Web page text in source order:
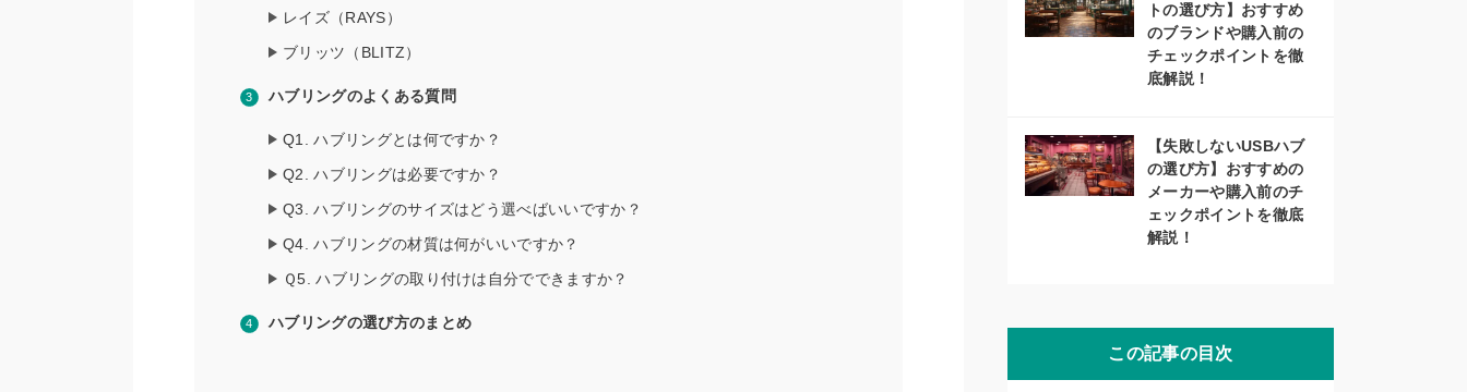
レイズ（RAYS）
ブリッツ（BLITZ）
ハブリングのよくある質問
Q1. ハブリングとは何ですか？
Q2. ハブリングは必要ですか？
Q3. ハブリングのサイズはどう選べばいいですか？
Q4. ハブリングの材質は何がいいですか？
Ｑ5. ハブリングの取り付けは自分でできますか？
ハブリングの選び方のまとめ
トの選び方】おすすめ
のブランドや購入前の
チェックポイントを徹
底解説！
【失敗しないUSBハブ
の選び方】おすすめの
メーカーや購入前のチ
ェックポイントを徹底
解説！
この記事の目次